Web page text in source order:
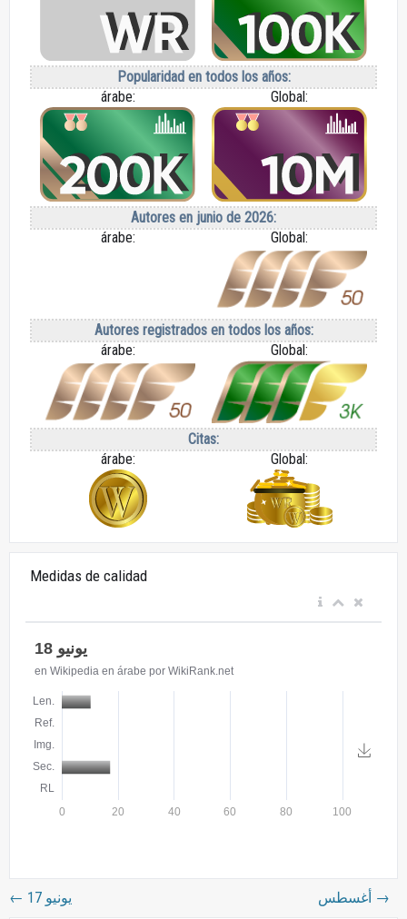
Popularidad en todos los años:
árabe:
Global:
Autores en junio de 2026:
árabe:
Global:
Autores registrados en todos los años:
árabe:
Global:
Citas:
árabe:
Global:
Medidas de calidad
← 17 يونيو →